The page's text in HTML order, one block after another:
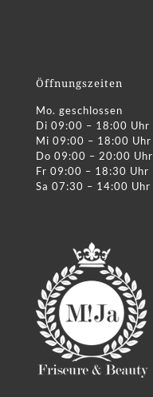
Öffnungszeiten
Mo. geschlossen
Di 09:00 – 18:00 Uhr
Mi 09:00 – 18:00 Uhr
Do 09:00 – 20:00 Uhr
Fr 09:00 – 18:30 Uhr
Sa 07:30 – 14:00 Uhr